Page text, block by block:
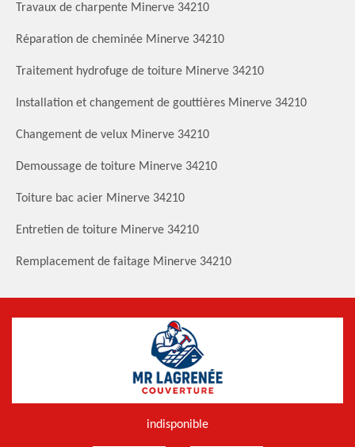
Travaux de charpente Minerve 34210
Réparation de cheminée Minerve 34210
Traitement hydrofuge de toiture Minerve 34210
Installation et changement de gouttières Minerve 34210
Changement de velux Minerve 34210
Demoussage de toiture Minerve 34210
Toiture bac acier Minerve 34210
Entretien de toiture Minerve 34210
Remplacement de faitage Minerve 34210
indisponible